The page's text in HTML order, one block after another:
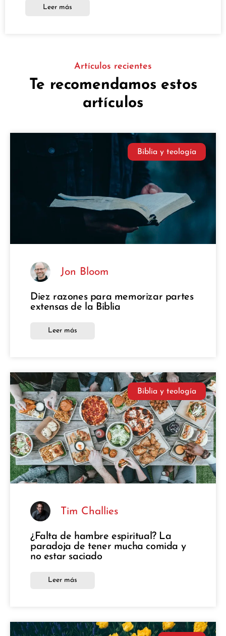
Leer más
Artículos recientes
Te recomendamos estos
artículos
Biblia y teología
Jon Bloom
Diez razones para memorizar partes
extensas de la Biblia
Leer más
Biblia y teología
Tim Challies
¿Falta de hambre espiritual? La
paradoja de tener mucha comida y
no estar saciado
Leer más